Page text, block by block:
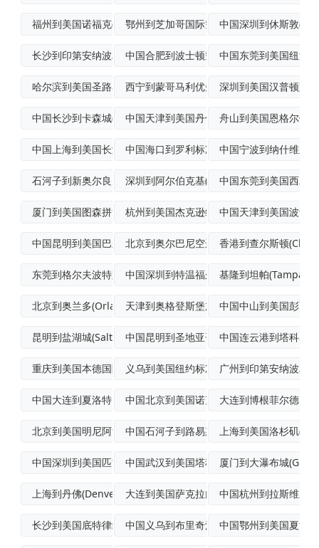
福州到美国诺福克(Norfolk)航空货
鄂州到芝加哥国际空运中国深圳到休斯敦
长沙到印第安纳波利斯航空运输中国合肥到波士顿空运派送中国东莞到美国纽波
哈尔滨到美国圣路易斯空运专线西宁到蒙哥马利优先空运深圳到美国汉普顿跨
中国长沙到卡森城(CarsonCity)中国天津到美国丹佛(Denver)空运
舟山到美国恩格尔伍
中国上海到美国长滩(LongBeach)中国海口到罗利标准空运中国宁波到纳什维尔
石河子到新奥尔良空运专线深圳到阿尔伯克基(Albuquerque
中国东莞到美国西雅
厦门到美国图森拼货空运杭州到美国杰克逊维尔(Jacksonvi
中国天津到美国波士
中国昆明到美国巴尔的摩优先空运北京到奥尔巴尼空运门到门专线
香港到查尔斯顿
东莞到格尔夫波特跨境海空联运中国深圳到特温福尔斯(TwinFalls
基隆到坦帕(Tampa)
北京到奥兰多(Orlando)空运派送天津到奥格登斯堡加急空运中国中山到美国彭萨
昆明到盐湖城(SaltLakeCity)中国昆明到圣地亚哥空运专线中国连云港到塔科马
重庆到美国本德国际航空货运义乌到美国纽约标准空运广州到印第安纳波利
中国大连到夏洛特国际快递中国北京到美国诺克斯维尔拼货空运
大连到博根菲尔德国
北京到美国明尼阿波利斯(Minneapo中国石河子到路易斯维尔(Louisvil
上海到美国洛杉矶
中国深圳到美国匹兹堡加急空运中国武汉到美国塔科马(Tacoma)国际
厦门到大瀑布城
上海到丹佛(Denver)航空运输大连到美国萨克拉门托海上运输中国杭州到拉斯维加
长沙到美国底特律经济空运中国义乌到布里奇波特(Bridgepor
中国鄂州到美国夏洛